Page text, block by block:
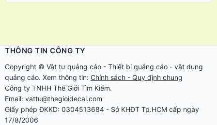
THÔNG TIN CÔNG TY
Copyright © Vật tư quảng cáo - Thiết bị quảng cáo - vật dụng
quảng cáo. Xem thông tin: Chính sách - Quy định chung
Công ty TNHH Thế Giới Tìm Kiếm.
Email: vattu@thegioidecal.com
Giấy phép ĐKKD: 0304513684 - Sở KHĐT Tp.HCM cấp ngày
17/8/2006